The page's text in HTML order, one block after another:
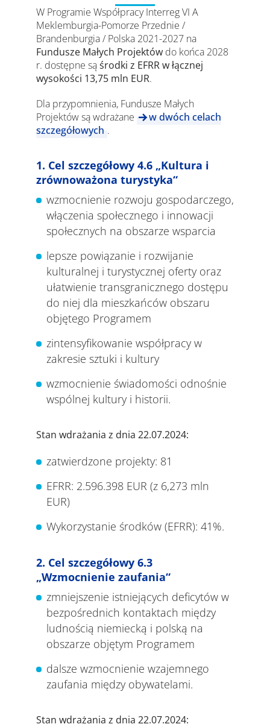
W Programie Współpracy Interreg VI A
Meklemburgia-Pomorze Przednie /
Brandenburgia / Polska 2021-2027 na
Fundusze Małych Projektówdo końca 2028
r. dostępne sąśrodki z EFRR w łącznej
wysokości 13,75 mln EUR.
Dla przypomnienia, Fundusze Małych
Projektów są wdrażane
w dwóch celach
szczegółowych .
1. Cel szczegółowy 4.6 „Kultura i
zrównoważona turystyka“
wzmocnienie rozwoju gospodarczego,
włączenia społecznego i innowacji
społecznych na obszarze wsparcia
lepsze powiązanie i rozwijanie
kulturalnej i turystycznej oferty oraz
ułatwienie transgranicznego dostępu
do niej dla mieszkańców obszaru
objętego Programem
zintensyfikowanie współpracy w
zakresie sztuki i kultury
wzmocnienie świadomości odnośnie
wspólnej kultury i historii.
Stan wdrażania z dnia 22.07.2024:
zatwierdzone projekty: 81
EFRR: 2.596.398 EUR (z 6,273 mln
EUR)
Wykorzystanie środków (EFRR): 41%.
2. Cel szczegółowy 6.3
„Wzmocnienie zaufania“
zmniejszenie istniejących deficytów w
bezpośrednich kontaktach między
ludnością niemiecką i polską na
obszarze objętym Programem
dalsze wzmocnienie wzajemnego
zaufania między obywatelami.
Stan wdrażania z dnia 22.07.2024: